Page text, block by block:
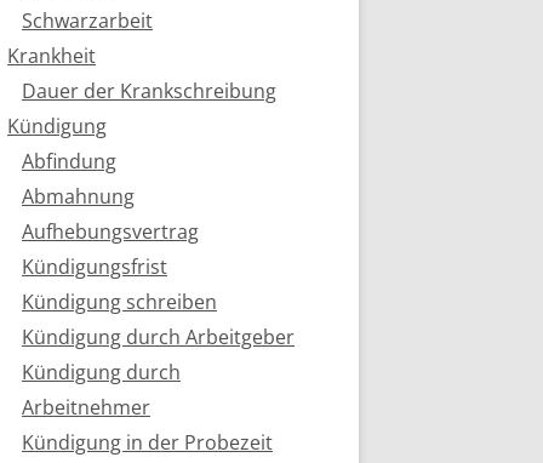
Schwarzarbeit
Krankheit
Dauer der Krankschreibung
Kündigung
Abfindung
Abmahnung
Aufhebungsvertrag
Kündigungsfrist
Kündigung schreiben
Kündigung durch Arbeitgeber
Kündigung durch
Arbeitnehmer
Kündigung in der Probezeit